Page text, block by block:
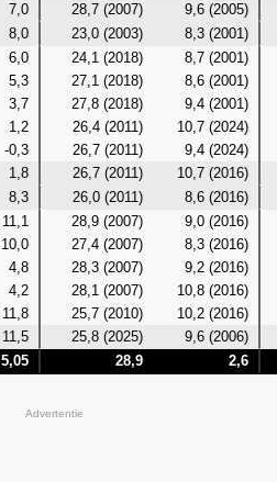
7,0 28,7 (2007)
9,6 (2005)
8,0 23,0 (2003)
8,3 (2001)
6,0 24,1 (2018)
8,7 (2001)
5,3 27,1 (2018)
8,6 (2001)
3,7 27,8 (2018)
9,4 (2001)
1,2 26,4 (2011)
10,7 (2024)
-0,3 26,7 (2011)
9,4 (2024)
1,8 26,7 (2011)
10,7 (2016)
8,3 26,0 (2011)
8,6 (2016)
11,1 28,9 (2007)
9,0 (2016)
10,0 27,4 (2007)
8,3 (2016)
4,8 28,3 (2007)
9,2 (2016)
4,2 28,1 (2007)
10,8 (2016)
11,8 25,7 (2010)
10,2 (2016)
11,5 25,8 (2025)
9,6 (2006)
5,05 28,9 2,6
Advertentie